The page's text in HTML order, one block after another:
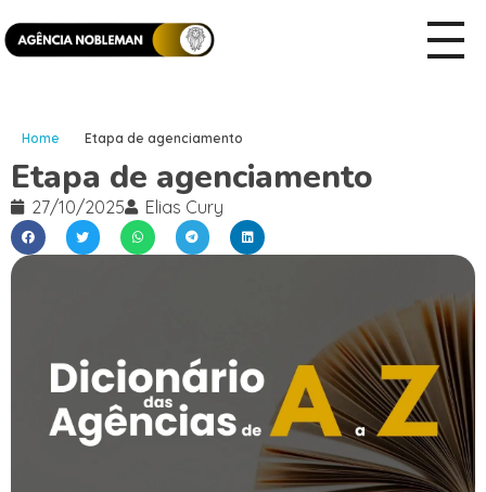
Home Etapa de agenciamento
Etapa de agenciamento
27/10/2025 Elias Cury